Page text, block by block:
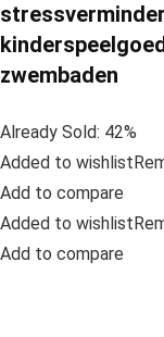
zwembaden
Already Sold: 42%
Added to
Add to compare
Added to
Add to compare